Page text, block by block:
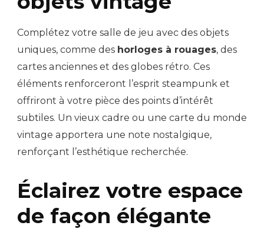
Complétez votre salle de jeu avec des objets
uniques, comme des horloges à rouages, des
cartes anciennes et des globes rétro. Ces
éléments renforceront l’esprit steampunk et
offriront à votre pièce des points d’intérêt
subtiles. Un vieux cadre ou une carte du monde
vintage apportera une note nostalgique,
renforçant l’esthétique recherchée.
Éclairez votre espace
de façon élégante